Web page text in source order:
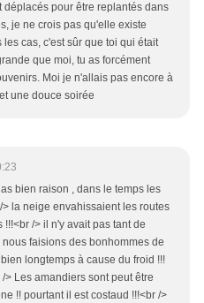
déplacés pour être replantés dans
je ne crois pas qu'elle existe
les cas, c'est sûr que toi qui était
que moi, tu as forcément
Moi je n'allais pas encore à
une douce soirée
bien raison , dans le temps les
> la neige envahissaient les routes
/> il n'y avait pas tant de
faisions des bonhommes de
longtemps à cause du froid !!!
> Les amandiers sont peut être
!! pourtant il est costaud !!!<br />